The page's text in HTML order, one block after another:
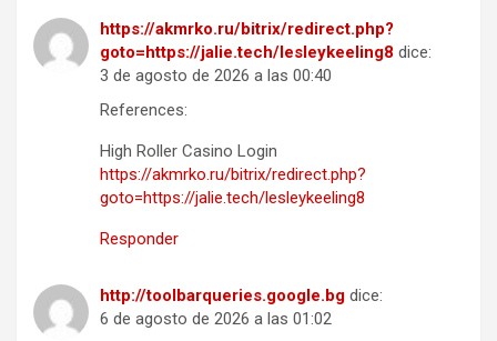
https://akmrko.ru/bitrix/redirect.php?
goto=https://jalie.tech/lesleykeeling8 dice:
3 de agosto de 2026 a las 00:40
References:
High Roller Casino Login
https://akmrko.ru/bitrix/redirect.php?
goto=https://jalie.tech/lesleykeeling8
Responder
http://toolbarqueries.google.bg dice:
6 de agosto de 2026 a las 01:02